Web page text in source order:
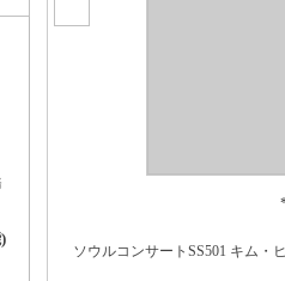
ソウルコンサートSS501 キム・